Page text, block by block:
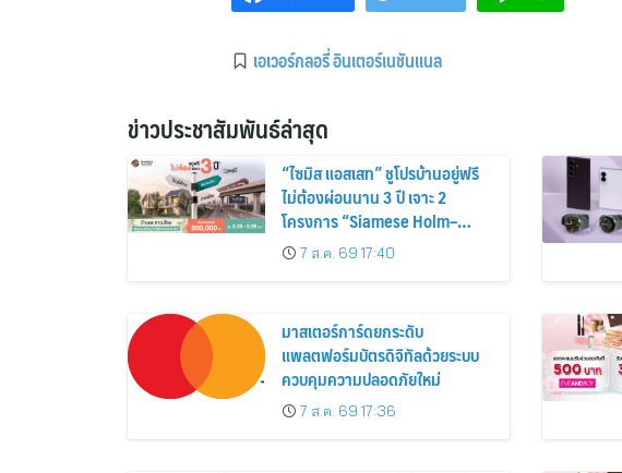
เอเวอร์กลอรี่ อินเตอร์เนชันแนล
ข่าวประชาสัมพันธ์ล่าสุด
“ไซมิส แอสเสท” ชูโปรบ้านอยู่ฟรี
ไม่ต้องผ่อนนาน 3 ปี เจาะ 2
โครงการ “Siamese Holm–
Siamese Blossom” พร้อม
ส่วนลดและสิทธิพิเศษถึง 31
7 ส.ค. 69 17:40
มาสเตอร์การ์ดยกระดับ
แพลตฟอร์มบัตรดิจิทัลด้วยระบบ
ควบคุมความปลอดภัยใหม่
7 ส.ค. 69 17:36